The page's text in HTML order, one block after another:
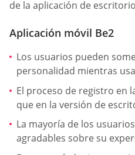
de la aplicación de
Aplicación móvil Be2
Los usuarios pueden
personalidad mientras
El proceso de registro en
que en la versión de
La mayoría de los
agradables sobre su